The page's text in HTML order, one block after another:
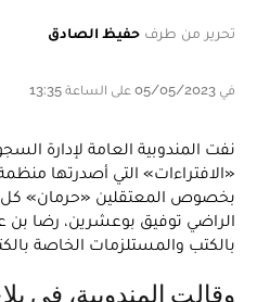
تحرير من طرف حفيظ الصادق
في 05/05/2023 على الساعة 13:35
نفت المندوبية العامة لإدارة
«الافتراءات» التي أصدرتها
بخصوص المعتقلين «حرمان» كل
الراضي توفيق بوعشرين، رضا بن
بالكتب والمستلزمات الخاصة
وقالت المندوبية، في بلاغ لها، «سيرا على